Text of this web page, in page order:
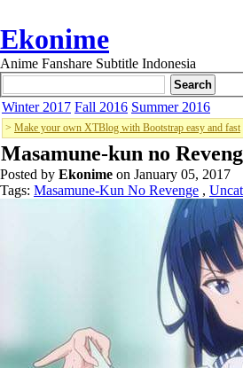
Ekonime
Anime Fanshare Subtitle Indonesia
Winter 2017 Fall 2016 Summer 2016
> Make your own XTBlog with Bootstrap easy and fast
Masamune-kun no
Posted by Ekonime on January 05, 2017
Tags: Masamune-Kun No Revenge ,